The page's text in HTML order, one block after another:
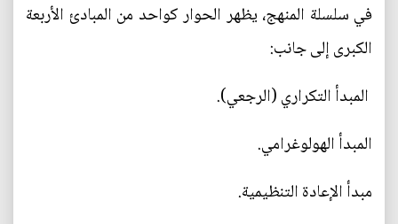
في سلسلة المنهج، يظهر الحوار كواحد من المبادئ الأربعة
الكبرى إلى جانب:
المبدأ التكراري (الرجعي).
المبدأ الهولوغرامي.
مبدأ الإعادة التنظيمية.